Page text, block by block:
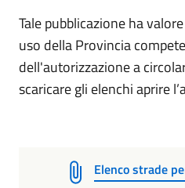
Tale pubblicazione ha
uso della Provincia
dell'autorizzazione a
scaricare gli elenchi aprire
Elenco strade